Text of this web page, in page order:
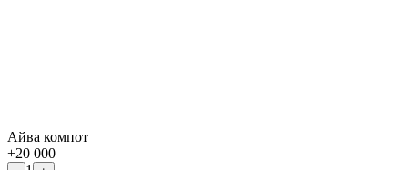
Айва компот
+20 000